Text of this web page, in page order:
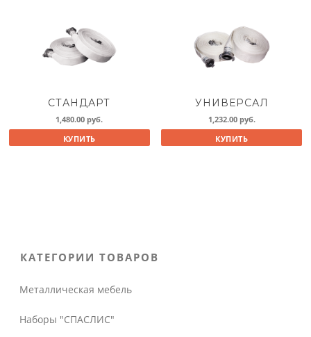
СТАНДАРТ
1,480.00 руб.
КУПИТЬ
УНИВЕРСАЛ
1,232.00 руб.
КУПИТЬ
КАТЕГОРИИ ТОВАРОВ
Металлическая мебель
Наборы "СПАСЛИС"